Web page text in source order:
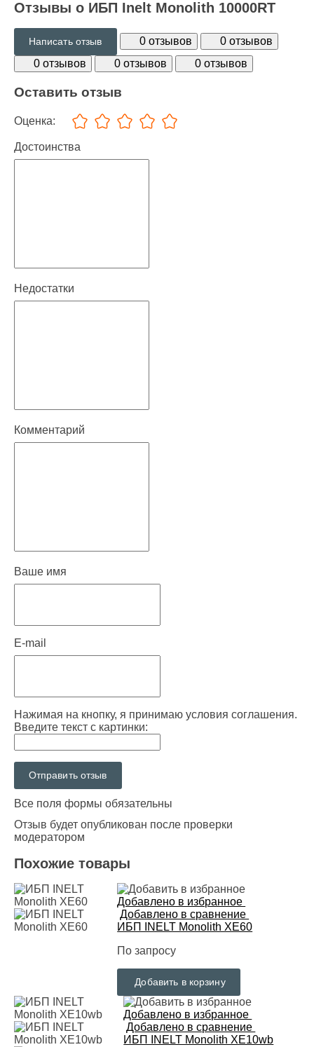
Отзывы о ИБП Inelt Monolith 10000RT
Написать отзыв 0 отзывов
0 отзывов
0 отзывов
0 отзывов 0 отзывов
Оставить отзыв
Оценка:
Достоинства
Недостатки
Комментарий
Ваше имя
E-mail
Нажимая на кнопку, я принимаю условия соглашения.
Введите текст с картинки:
Все поля формы обязательны
Отзыв будет опубликован после проверки
модератором
Похожие товары
Добавлено в избранное
Добавлено в сравнение
ИБП INELT Monolith XE60
По запросу
Добавить в корзину
Добавлено в избранное
Добавлено в сравнение
ИБП INELT Monolith ХE10wb